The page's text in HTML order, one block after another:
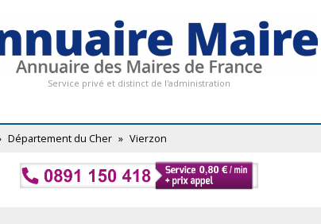
Service privé et distinct de l'administration
Département du Cher » Vierzon